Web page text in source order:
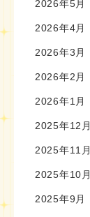
2026年5月
2026年4月
2026年3月
2026年2月
2026年1月
2025年12月
2025年11月
2025年10月
2025年9月